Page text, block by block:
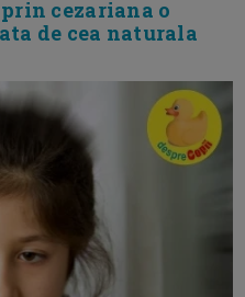
cezariana o
de cea naturala